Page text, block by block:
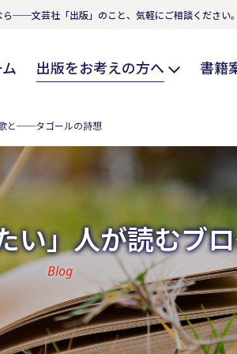
ら──文芸社「出版」のこと、気軽にご相談ください
出版をお考えの方へ 書籍
と──タゴールの詩想
い」人が読むブ
Blog